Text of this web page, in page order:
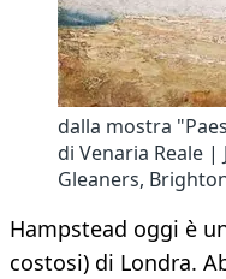
dalla mostra
di Venaria Reale |
Gleaners,
Hampstead oggi è
costosi) di Londra.